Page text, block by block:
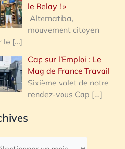
le Relay ! »
Alternatiba,
mouvement citoyen
le […]
Cap sur l’Emploi : Le
Mag de France Travail
Sixième volet de notre
rendez-vous Cap […]